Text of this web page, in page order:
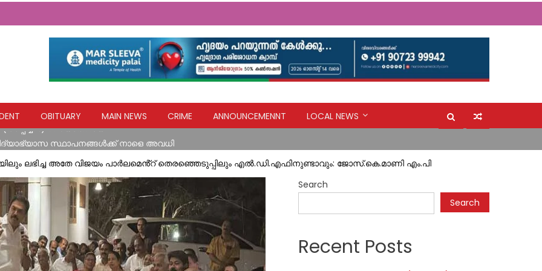
OBITUARY MAIN NEWS CRIME ANNOUNCEMENNT
LOCAL NEWS
സ്ഥാപനങ്ങൾക്ക് നാളെ അവധി
ധനസഹായം ഉറപ്പാക്കും: മന്ത്രി മോന്‍സ് ജോസഫ്
അപകടം
ഹസ്തവുമായി കോൺഗ്രസ് കുന്നോന്നി വാർഡ് കമ്മറ്റി
നിര്യാതനായി
ലഭിച്ച അതേ വിജയം പാർലമെൻ്റ് തെരഞ്ഞെടുപ്പിലും എൽ.ഡി.എഫിനുണ്ടാവും: ജോസ്.കെ.മാണി എം.പി
Search
Search
Recent Posts